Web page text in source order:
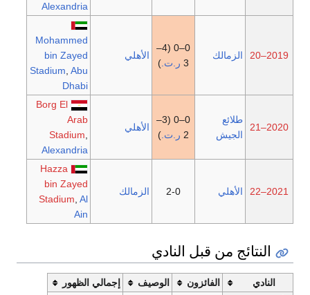
Alexandria
2019–20 الزمالك
0–0 (4–
3 ر.ت. )
الأهلي
Mohammed
bin Zayed
Stadium ,Abu
Dhabi
2020–21
طلائع
الجيش
0–0 (3–
2 ر.ت. )
الأهلي
Borg El
Arab
Stadium
Alexandria
2021–22 الأهلي 2-0 الزمالك
Hazza
bin Zayed
Stadium ,Al
Ain
النتائج من قبل النادي
النادي الفائزون الوصيف
إجمالي الظهور